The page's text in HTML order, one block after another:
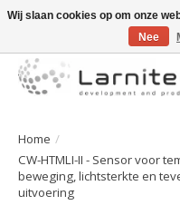
Welkom bij de webshop van
Home /
CW-HTMLI-II - Sensor voor
beweging, lichtsterkte en
uitvoering
Wij slaan cookies op om onze
Nee